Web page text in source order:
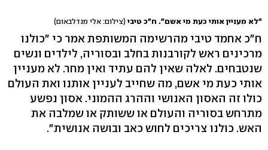
"לא מעניין אותי כעת מי אשם". ח"כ טיבי (צילום: אלי מנדלבאום)
ח"כ אחמד טיבי מהרשימה המשותפת אמר כי "כולנו
מרכינים ראש לקורבנות בחלב ובסוריה, לילדים ונשים
שנטבחים. לאלה שאין להם עתיד ואין מחר. לא מעניין
אותי כעת מי אשם, מה שחייב לעניין אותנו ואת העולם
כולו זה האסון האנושי וההרג ההמוני. אסון נפשע
מתרחש בסוריה והעולם או ששותק או שמלבה את
האש. כולנו צריכים לחוש כאב ובושה אנושית".